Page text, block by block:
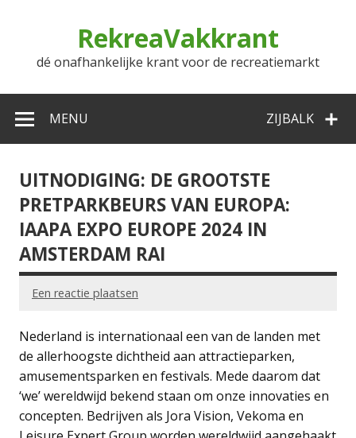
RekreaVakkrant
dé onafhankelijke krant voor de recreatiemarkt
ZIJBALK
MENU
UITNODIGING: DE GROOTSTE
PRETPARKBEURS VAN EUROPA:
IAAPA EXPO EUROPE 2024 IN
AMSTERDAM RAI
Een reactie plaatsen
Nederland is internationaal een van de landen met
de allerhoogste dichtheid aan attractieparken,
amusementsparken en festivals. Mede daarom dat
‘we’ wereldwijd bekend staan om onze innovaties en
concepten. Bedrijven als Jora Vision, Vekoma en